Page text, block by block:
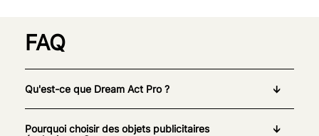
FAQ
Qu'est-ce que Dream Act Pro ?
Pourquoi choisir des objets publicitaires